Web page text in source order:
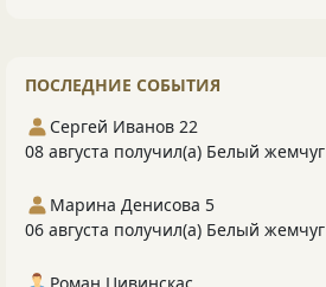
ПОСЛЕДНИЕ СОБЫТИЯ
Сергей Иванов 22
08 августа получил(а) Белый жемчуг
Марина Денисова 5
06 августа получил(а) Белый жемчуг
Роман Цивинскас